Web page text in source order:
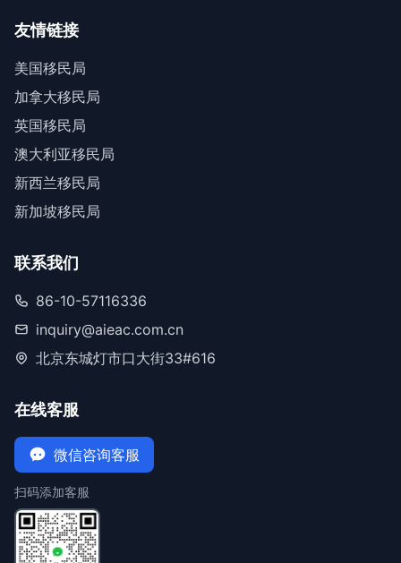
友情链接
美国移民局
加拿大移民局
英国移民局
澳大利亚移民局
新西兰移民局
新加坡移民局
联系我们
86-10-57116336
inquiry@aieac.com.cn
北京东城灯市口大街33#616
在线客服
微信咨询客服
扫码添加客服